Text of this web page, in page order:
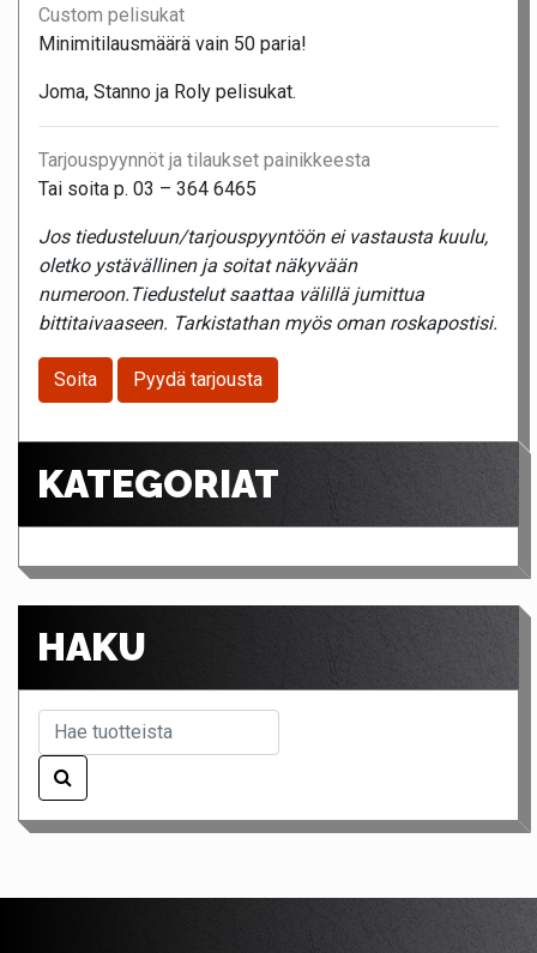
Custom pelisukat
Minimitilausmäärä vain 50 paria!
Joma, Stanno ja Roly pelisukat.
Tarjouspyynnöt ja tilaukset painikkeesta
Tai soita p. 03 – 364 6465
Jos tiedusteluun/tarjouspyyntöön ei vastausta kuulu,
oletko ystävällinen ja soitat näkyvään
numeroon.Tiedustelut saattaa välillä jumittua
bittitaivaaseen. Tarkistathan myös oman roskapostisi.
Soita Pyydä tarjousta
KATEGORIAT
HAKU